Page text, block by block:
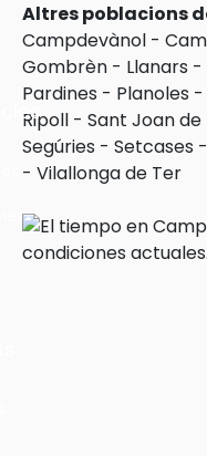
Altres poblacions
Campdevànol -
Gombrèn - Llanars -
Pardines - Planoles -
Ripoll - Sant Joan de
Segúries - Setcases -
- Vilallonga de Ter